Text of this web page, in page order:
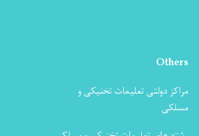
Others
مراکز دولتی تعلیمات تخنیکی و
مسلکی